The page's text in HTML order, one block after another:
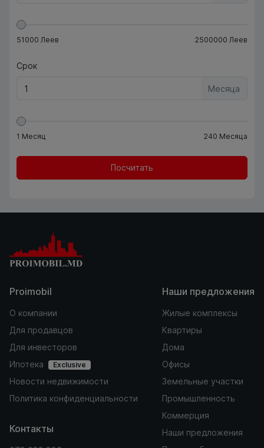
51000 Леев 2500000 Леев
Срок
Месяца
1 Месяц 240 Месяца
Посчитать
Proimobil
О компании
Для продавцов
Для инвесторов
Ипотека
Exclusive
Новости недвижимости
Политика конфиденциальности
Наши предложения
Жилые комплексы
Квартиры
Дома
Офисы
Земельные участки
Промышленность
Коммерция
Наши предложения
Контакты